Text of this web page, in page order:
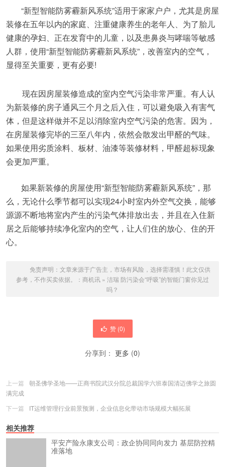
“新型智能防雾霾新风系统”适用于家家户户，尤其是房屋
装修在五年以内的家庭、注重健康养生的老年人、为了胎儿
健康的孕妇、正在发育中的儿童，以及患鼻炎与哮喘等敏感
人群，使用“新型智能防雾霾新风系统”，改善室内的空气，
显得至关重要，更有必要!
现在因房屋装修造成的室内空气污染非常严重。有人认
为新装修的房子通风三个月之后入住，可以避免吸入有害气
体，但是这样做并不足以消除室内空气污染的危害。因为，
在房屋装修完毕的三至八年内，依然会散发出甲醛的气味。
如果使用劣质涂料、板材、油漆等装修材料，甲醛超标现象
会更加严重。
如果新装修的房屋使用“新型智能防雾霾新风系统”，那
么，无论什么季节都可以实现24小时室内外空气交换，能够
源源不断地将室内产生的污染气体排放出去，并且在入住新
居之后能够持续净化室内的空气，让人们住的放心、住的开
心。
免责声明：文章来源于广告主，市场有风险，选择需谨慎！此文仅供
参考，不作买卖依据。： 商机讯 » 洁瑞 防污染会“呼吸”的智能门窗你见过
吗？
赞 (0)
分享到： 更多 (0)
上一篇
朝圣佛学圣地——正商书院武汉分院总裁国学六班泰国清迈佛学之旅圆
满完成
下一篇
IT运维管理行业前景预测，企业信息化带动市场规模大幅拓展
相关推荐
平安产险永康支公司：政企协同同向发力 基层防控精
准落地